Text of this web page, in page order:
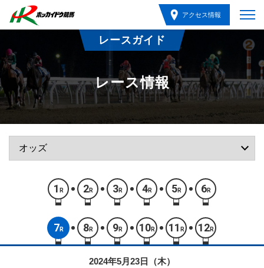
アクセス情報
レースガイド
レース情報
1 R 2R 3R 4R 5R 6R
7 R 8R 9R 10R 11 R 12R
2024年5月23日（木）